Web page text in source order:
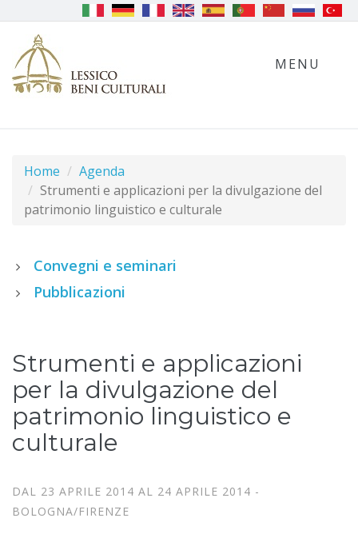
MENU
Home
Agenda
Strumenti e applicazioni per la divulgazione del
patrimonio linguistico e culturale
Convegni e seminari
Pubblicazioni
Strumenti e applicazioni
per la divulgazione del
patrimonio linguistico e
culturale
DAL 23 APRILE 2014 AL 24 APRILE 2014 -
BOLOGNA/FIRENZE